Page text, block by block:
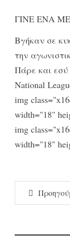
ΓΙΝΕ ΕΝΑ
Βγήκαν σε
την
Πάρε και εσύ
National
img
width="18"
img
width="18"